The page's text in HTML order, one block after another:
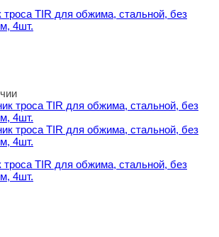
троса TIR для обжима, стальной, без
4шт.
троса TIR для обжима, стальной, без
троса TIR для обжима, стальной, без
4шт.